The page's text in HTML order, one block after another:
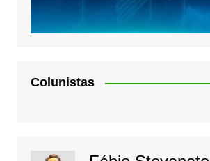
Colunistas